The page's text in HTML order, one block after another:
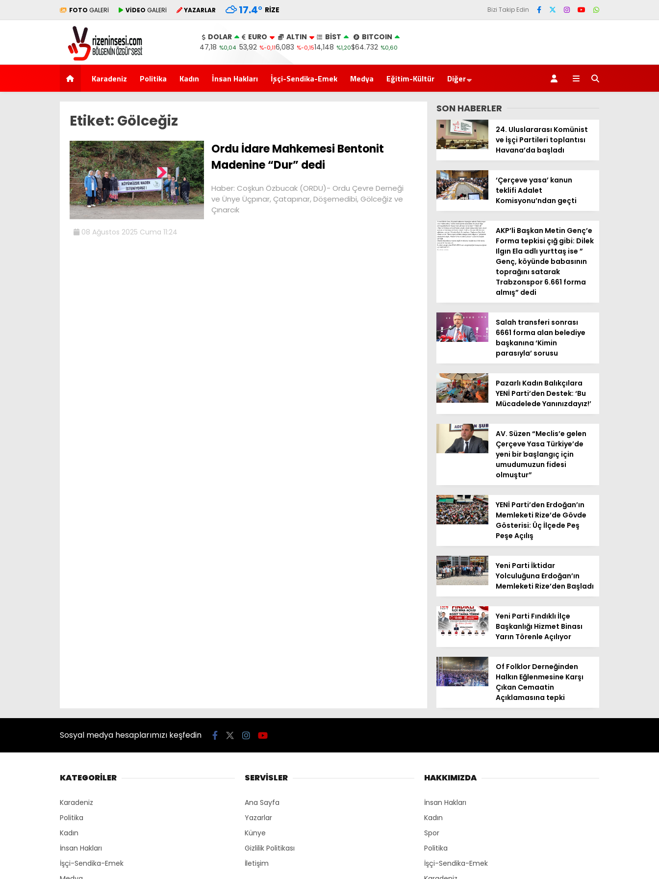
FOTO GALERİ VİDEO GALERİ YAZARLAR 17.4° RIZE Bizi Takip Edin
DOLAR
47,18 %0,04
EURO
53,92 %-0,11
ALTIN
6,083 %-0,15
BİST
14,148 %1,20
BITCOIN
$64.732 %0,60
Karadeniz Politika Kadın İnsan Hakları İşçi-Sendika-Emek Medya Eğitim-Kültür Diğer
Etiket: Gölceğiz
Ordu İdare Mahkemesi Bentonit
Madenine “Dur” dedi
Haber: Coşkun Özbucak (ORDU)- Ordu Çevre Derneği
ve Ünye Üçpınar, Çatapınar, Döşemedibi, Gölceğiz ve
Çınarcık
08 Ağustos 2025 Cuma 11:24
SON HABERLER
24. Uluslararası Komünist
ve İşçi Partileri toplantısı
Havana’da başladı
‘Çerçeve yasa’ kanun
teklifi Adalet
Komisyonu’ndan geçti
AKP’li Başkan Metin Genç’e
Forma tepkisi çığ gibi: Dilek
Ilgın Ela adlı yurttaş ise ”
Genç, köyünde babasının
toprağını satarak
Trabzonspor 6.661 forma
almış” dedi
Salah transferi sonrası
6661 forma alan belediye
başkanına ‘Kimin
parasıyla’ sorusu
Pazarlı Kadın Balıkçılara
YENİ Parti’den Destek: ‘Bu
Mücadelede Yanınızdayız!’
AV. Süzen “Meclis’e gelen
Çerçeve Yasa Türkiye’de
yeni bir başlangıç için
umudumuzun fidesi
olmuştur”
YENİ Parti’den Erdoğan’ın
Memleketi Rize’de Gövde
Gösterisi: Üç İlçede Peş
Peşe Açılış
Yeni Parti İktidar
Yolculuğuna Erdoğan’ın
Memleketi Rize’den Başladı
Yeni Parti Fındıklı İlçe
Başkanlığı Hizmet Binası
Yarın Törenle Açılıyor
Of Folklor Derneğinden
Halkın Eğlenmesine Karşı
Çıkan Cemaatin
Açıklamasına tepki
Sosyal medya hesaplarımızı keşfedin
KATEGORİLER
Karadeniz
Politika
Kadın
İnsan Hakları
İşçi-Sendika-Emek
SERVİSLER
Ana Sayfa
Yazarlar
Künye
Gizlilik Politikası
İletişim
HAKKIMIZDA
İnsan Hakları
Kadın
Spor
Politika
İşçi-Sendika-Emek